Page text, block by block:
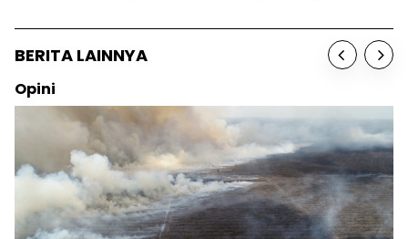
BERITA LAINNYA
Opini